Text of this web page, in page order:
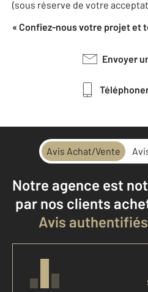
(sous réserve de votre
« Confiez-nous votre projet et
Envoyer
Avis Achat/Vente
Notre agence est
par nos clients
Avis